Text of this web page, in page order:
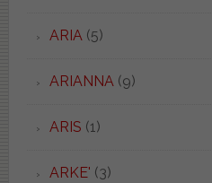
ARIA(5)
ARIANNA(9)
ARIS (1)
ARKE' (3)